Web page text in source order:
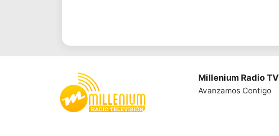
Millenium Radio TV
Avanzamos Contigo